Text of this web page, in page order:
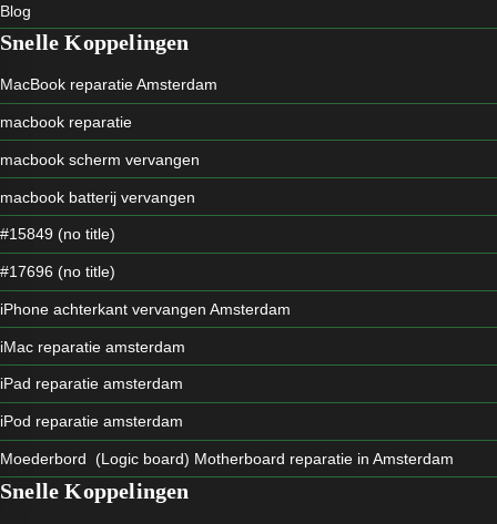
Blog
Snelle Koppelingen
MacBook reparatie Amsterdam
macbook reparatie
macbook scherm vervangen
macbook batterij vervangen
#15849 (no title)
#17696 (no title)
iPhone achterkant vervangen Amsterdam
iMac reparatie amsterdam
iPad reparatie amsterdam
iPod reparatie amsterdam
Moederbord (Logic board) Motherboard reparatie in Amsterdam
Snelle Koppelingen